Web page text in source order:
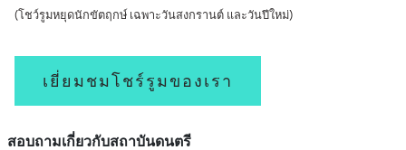
(โชว์รูมหยุดนักขัตฤกษ์ เฉพาะวันสงกรานต์ และวันปีใหม่)
เยี่ยมชมโชร์รูมของเรา
สอบถามเกี่ยวกับสถาบันดนตรี